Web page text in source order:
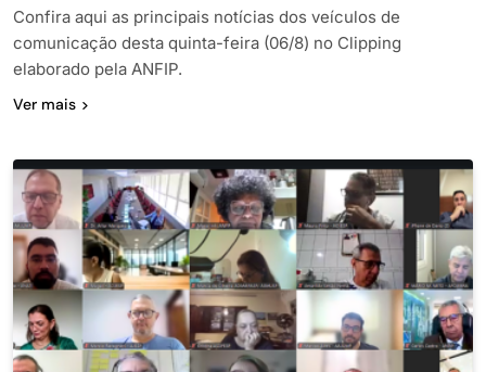
Confira aqui as principais notícias dos veículos de
comunicação desta quinta-feira (06/8) no Clipping
elaborado pela ANFIP.
Ver mais